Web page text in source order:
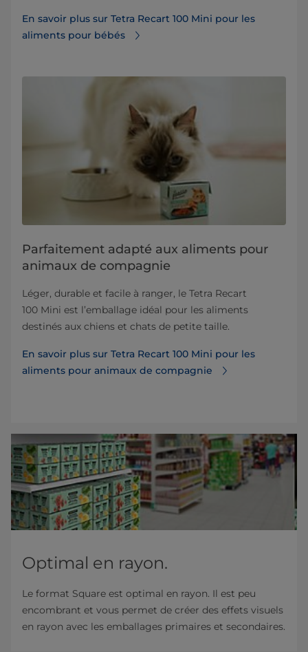
En savoir plus sur Tetra Recart 100 Mini pour les
aliments pour bébés
Parfaitement adapté aux aliments pour
animaux de compagnie
Léger, durable et facile à ranger, le Tetra Recart
100 Mini est l’emballage idéal pour les aliments
destinés aux chiens et chats de petite taille.
En savoir plus sur Tetra Recart 100 Mini pour les
aliments pour animaux de compagnie
Optimal en rayon.
Le format Square est optimal en rayon. Il est peu
encombrant et vous permet de créer des effets visuels
en rayon avec les emballages primaires et secondaires.